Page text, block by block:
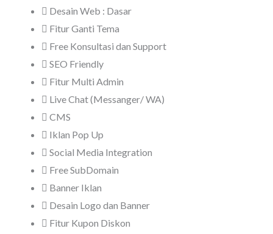
Desain Web : Dasar
Fitur Ganti Tema
Free Konsultasi dan Support
SEO Friendly
Fitur Multi Admin
Live Chat (Messanger/ WA)
CMS
Iklan Pop Up
Social Media Integration
Free SubDomain
Banner Iklan
Desain Logo dan Banner
Fitur Kupon Diskon